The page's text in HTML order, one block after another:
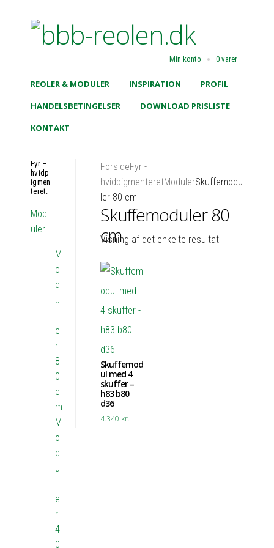
Min konto 0 varer
REOLER & MODULER INSPIRATION
PROFIL
HANDELSBETINGELSER
DOWNLOAD PRISLISTE
KONTAKT
ForsideFyr -
hvidpigmenteretModulerSkuffemodu
ler 80 cm
Skuffemoduler 80
cm
Visning af det enkelte resultat
Skuffemod
ul med 4
skuffer –
h83 b80
d36
4.340 kr.
Fyr –
hvidp
igmen
teret:
Mod
uler
M
o
d
u
l
e
r
8
0
c
m
M
o
d
u
l
e
r
4
0